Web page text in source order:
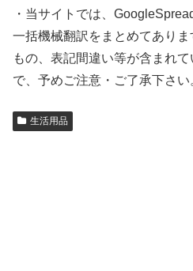
・当サイトでは、
一括機械翻訳をまとめてあり
もの、表記間違い等が含まれ
で、予めご注意・ご了承下さい
生活用品